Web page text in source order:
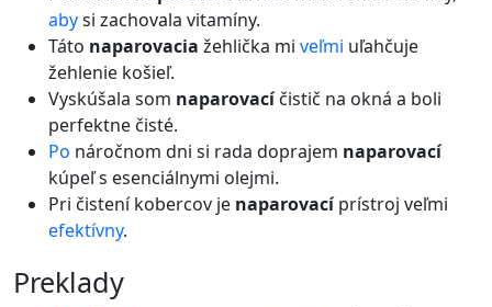
abysi zachovala vitamíny.
Táto naparovacia žehlička mi veľmi uľahčuje
žehlenie košieľ.
Vyskúšala som naparovacíčistič na okná a boli
perfektne čisté.
Po náročnom dni si rada doprajem naparovací
kúpeľ s esenciálnymi olejmi.
Pri čistení kobercov je naparovacíprístroj veľmi
efektívny.
preklady